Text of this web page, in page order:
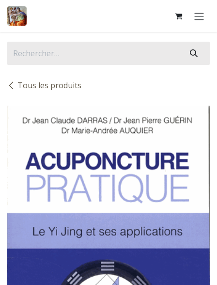
Se rendre au contenu
Tous les produits